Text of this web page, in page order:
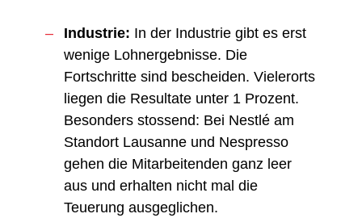
Industrie: In der Industrie gibt es erst
wenige Lohnergebnisse. Die
Fortschritte sind bescheiden. Vielerorts
liegen die Resultate unter 1 Prozent.
Besonders stossend: Bei Nestlé am
Standort Lausanne und Nespresso
gehen die Mitarbeitenden ganz leer
aus und erhalten nicht mal die
Teuerung ausgeglichen.